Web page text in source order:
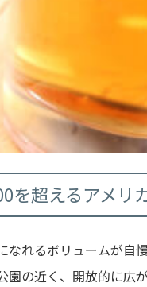
を超えるアメリ
なれるボリュームが自
園の近く、開放的に広